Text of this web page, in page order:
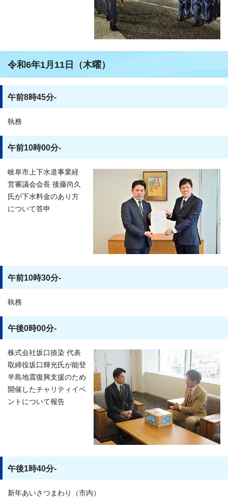
令和6年1月11日（木曜）
午前8時45分-
執務
午前10時00分-
岐阜市上下水道事業経
営審議会会長 後藤尚久
氏が下水料金のあり方
について答申
午前10時30分-
執務
午後0時00分-
株式会社坂口捺染 代表
取締役坂口輝光氏が能登
半島地震復興支援のため
開催したチャリティイベ
ントについて報告
午後1時40分-
新年あいさつまわり（市内）